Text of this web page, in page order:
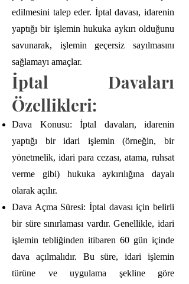
edilmesini talep eder. İptal davası, idarenin
yaptığı bir işlemin hukuka aykırı olduğunu
savunarak, işlemin geçersiz sayılmasını
sağlamayı amaçlar.
İptal Davaları
Özellikleri:
Dava Konusu: İptal davaları, idarenin
yaptığı bir idari işlemin (örneğin, bir
yönetmelik, idari para cezası, atama, ruhsat
verme gibi) hukuka aykırılığına dayalı
olarak açılır.
Dava Açma Süresi: İptal davası için belirli
bir süre sınırlaması vardır. Genellikle, idari
işlemin tebliğinden itibaren 60 gün içinde
dava açılmalıdır. Bu süre, idari işlemin
türüne ve uygulama şekline göre